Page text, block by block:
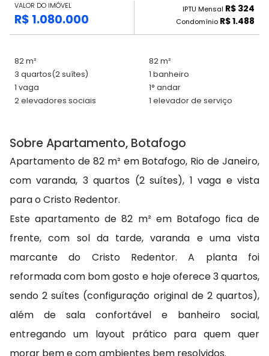
VALOR DO IMÓVEL
R$ 1.080.000
IPTU Mensal R$ 324
Condomínio R$ 1.488
82 m²
82 m²
3 quartos(2 suítes)
1 banheiro
1 vaga
1° andar
2 elevadores sociais
1 elevador de serviço
Sobre Apartamento, Botafogo
Apartamento de 82 m² em Botafogo, Rio de Janeiro,
com varanda, 3 quartos (2 suítes), 1 vaga e vista
para o Cristo Redentor.
Este apartamento de 82 m² em Botafogo fica de
frente, com sol da tarde, varanda e uma vista
marcante do Cristo Redentor. A planta foi
reformada com bom gosto e hoje oferece 3 quartos,
sendo 2 suítes (configuração original de 2 quartos),
além de sala confortável e banheiro social,
entregando um layout prático para quem quer